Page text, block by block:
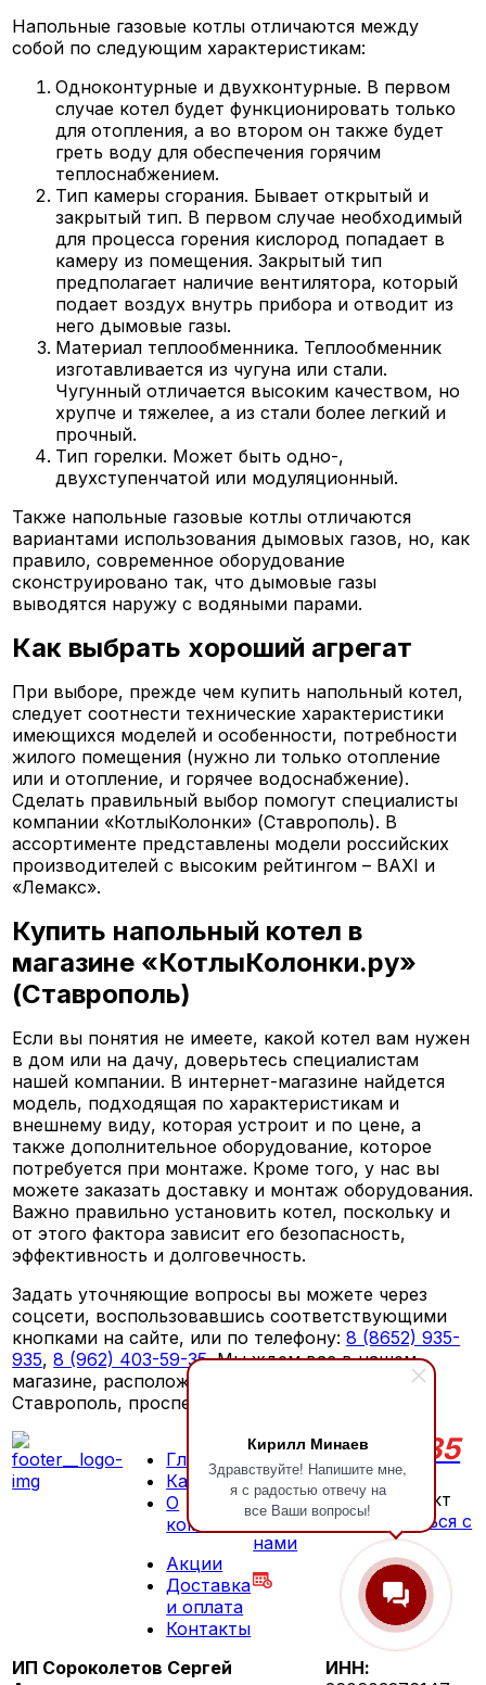
Кирилл Минаев
Здравствуйте! Напишите мне,
я с радостью отвечу на
все Ваши вопросы!
Напольные газовые котлы отличаются между
собой по следующим характеристикам:
Одноконтурные и двухконтурные. В первом
случае котел будет функционировать только
для отопления, а во втором он также будет
греть воду для обеспечения горячим
теплоснабжением.
Тип камеры сгорания. Бывает открытый и
закрытый тип. В первом случае необходимый
для процесса горения кислород попадает в
камеру из помещения. Закрытый тип
предполагает наличие вентилятора, который
подает воздух внутрь прибора и отводит из
него дымовые газы.
Материал теплообменника. Теплообменник
изготавливается из чугуна или стали.
Чугунный отличается высоким качеством, но
хрупче и тяжелее, а из стали более легкий и
прочный.
Тип горелки. Может быть одно-,
двухступенчатой или модуляционный.
Также напольные газовые котлы отличаются
вариантами использования дымовых газов, но, как
правило, современное оборудование
сконструировано так, что дымовые газы
выводятся наружу с водяными парами.
Как выбрать хороший агрегат
При выборе, прежде чем купить напольный котел,
следует соотнести технические характеристики
имеющихся моделей и особенности, потребности
жилого помещения (нужно ли только отопление
или и отопление, и горячее водоснабжение).
Сделать правильный выбор помогут специалисты
компании «КотлыКолонки» (Ставрополь). В
ассортименте представлены модели российских
производителей с высоким рейтингом – BAXI и
«Лемакс».
Купить напольный котел в
магазине «КотлыКолонки.ру»
(Ставрополь)
Если вы понятия не имеете, какой котел вам нужен
в дом или на дачу, доверьтесь специалистам
нашей компании. В интернет-магазине найдется
модель, подходящая по характеристикам и
внешнему виду, которая устроит и по цене, а
также дополнительное оборудование, которое
потребуется при монтаже. Кроме того, у нас вы
можете заказать доставку и монтаж оборудования.
Важно правильно установить котел, поскольку и
от этого фактора зависит его безопасность,
эффективность и долговечность.
Задать уточняющие вопросы вы можете через
соцсети, воспользовавшись соответствующими
кнопками на сайте, или по телефону:8 (8652) 935-
935,8 (962) 403-59-35. Мы ждем вас в нашем
магазине, расположенном по адресу: г.
Ставрополь, проспект Кулакова, 52.
Главная
Каталог
О
компании
Акции
Доставка
и оплата
Контакты
8 (8652)935-935
8 (962) 403-59-35
Ставрополь, проспект
Кулакова, 52Связаться с
нами
ПН-СБ 09:00 - 18:00
ВС выходной
ИП Сороколетов Сергей
ИНН: